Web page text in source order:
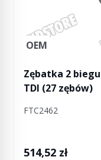
OEM
Zębatka 2
TDI (27 zębów)
FTC2462
514,52 zł